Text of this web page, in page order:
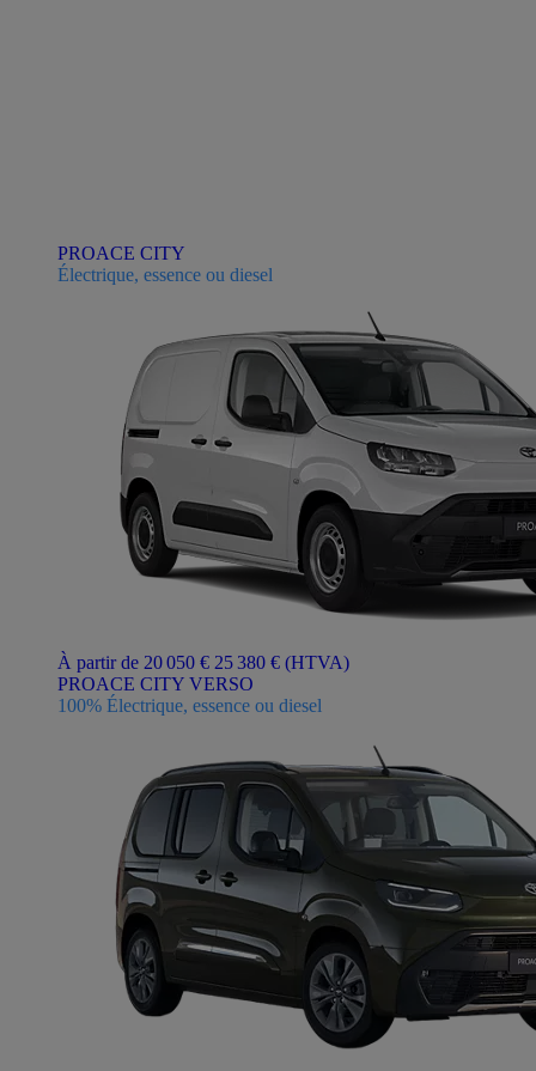
PROACE CITY
Électrique, essence ou diesel
À partir de 20 050 € 25 380 € (HTVA)
PROACE CITY VERSO
100% Électrique, essence ou diesel